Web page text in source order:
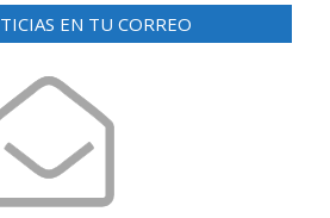
EN TU CORREO